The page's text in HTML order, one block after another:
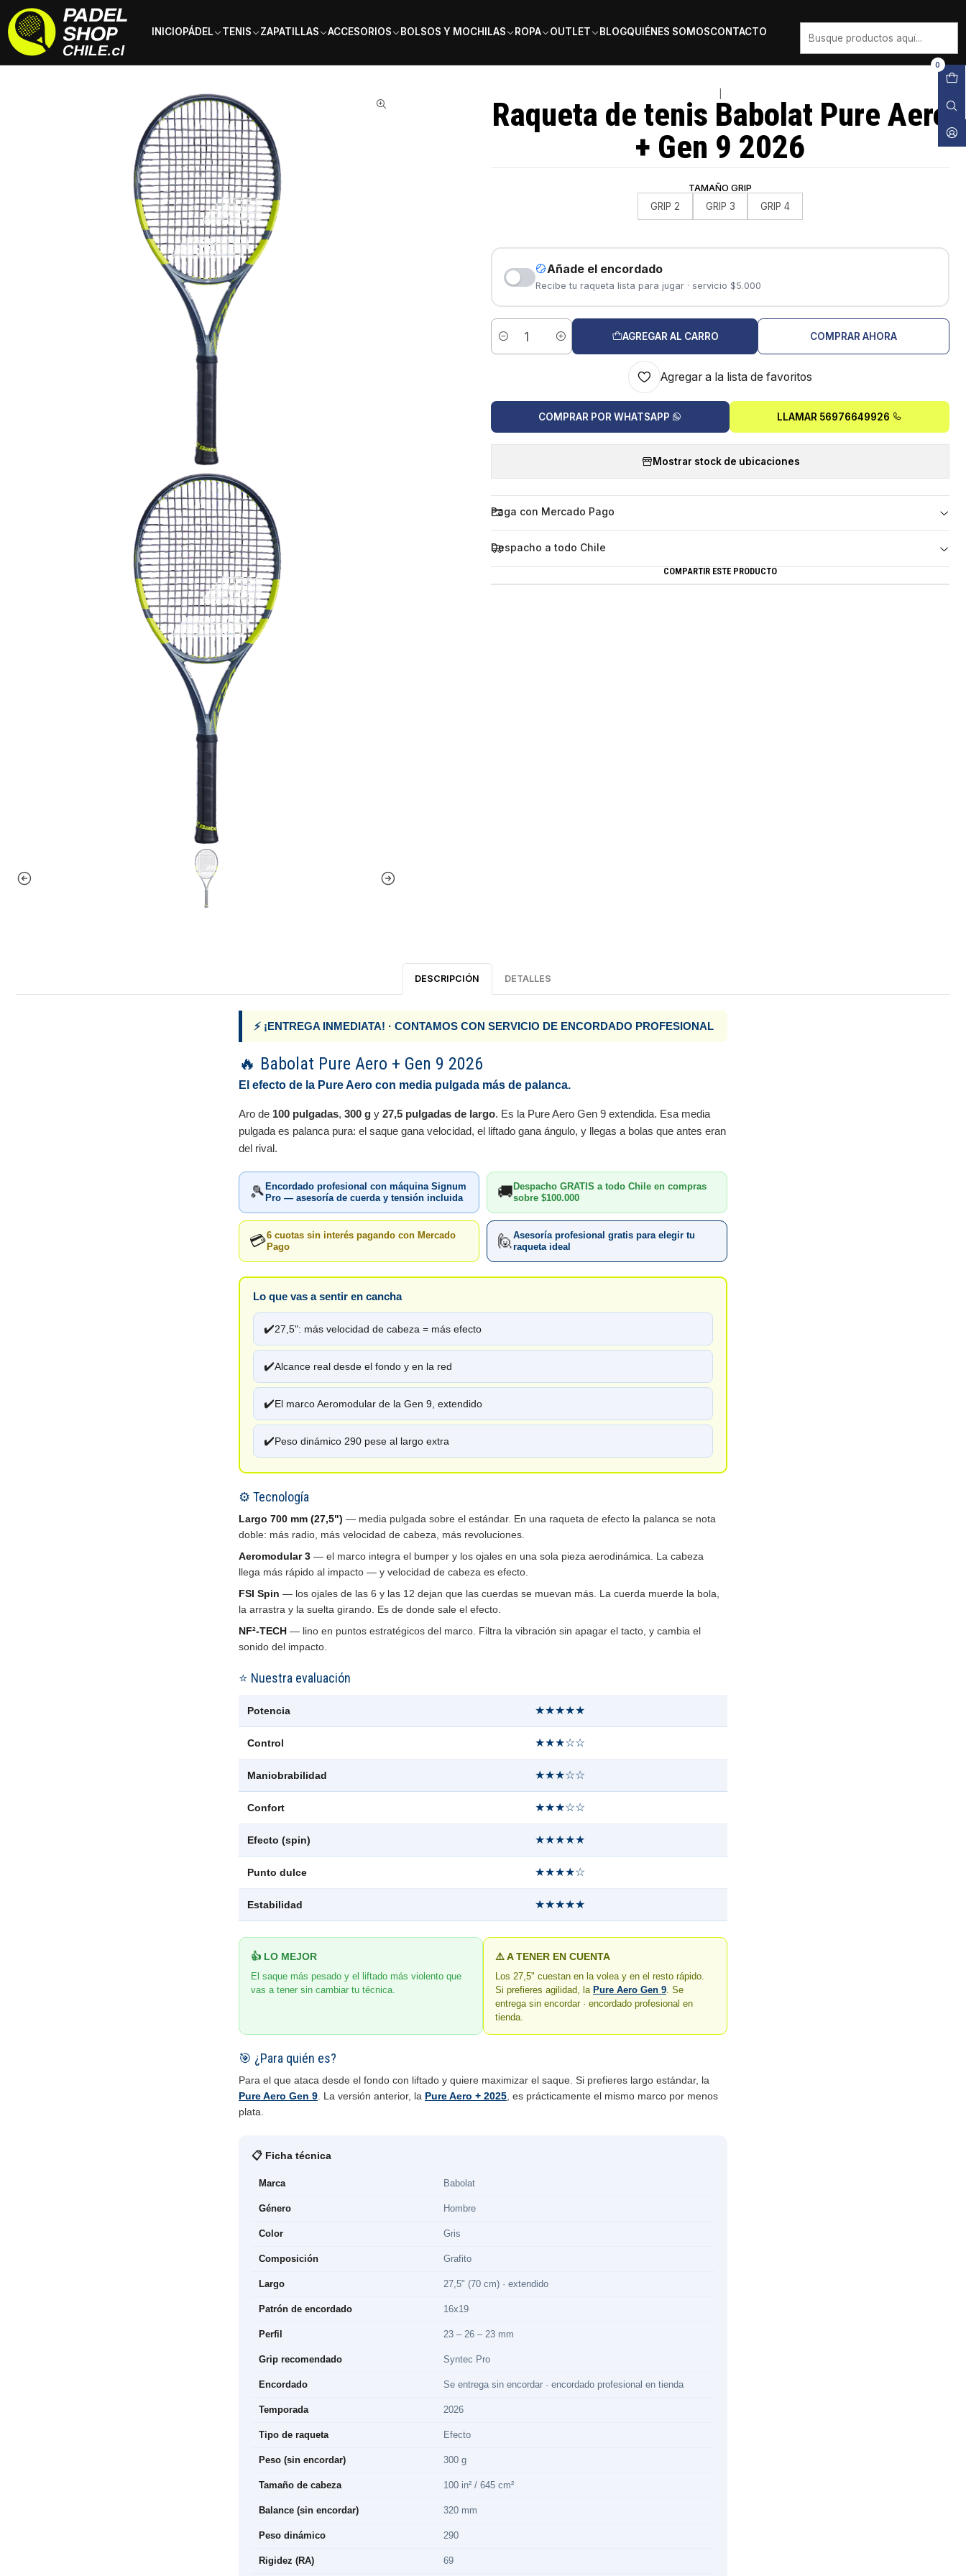
INICIOPÁDEL TENIS ZAPATILLAS ACCESORIOS BOLSOS Y MOCHILAS ROPA OUTLET BLOGQUIÉNES SOMOSCONTACTO
0
Inicio Tenis Raquetas de Tenis
Raqueta de tenis Babolat Pure Aero
+ Gen 9 2026
TAMAÑO GRIP
GRIP 2 GRIP 3 GRIP 4
Añade el encordado
Recibe tu raqueta lista para jugar · servicio $5.000
Cantidad
AGREGAR AL CARRO COMPRAR AHORA
Agregar a la lista de favoritos
COMPRAR POR WHATSAPP LLAMAR 56976649926
Mostrar stock de ubicaciones
Paga con Mercado Pago
Despacho a todo Chile
COMPARTIR ESTE PRODUCTO
DESCRIPCIÓN DETALLES
⚡ ¡ENTREGA INMEDIATA! · CONTAMOS CON SERVICIO DE ENCORDADO PROFESIONAL
🔥 Babolat Pure Aero + Gen 9 2026
El efecto de la Pure Aero con media pulgada más de palanca.
Aro de 100 pulgadas, 300 g y 27,5 pulgadas de largo. Es la Pure Aero Gen 9 extendida. Esa media
pulgada es palanca pura: el saque gana velocidad, el liftado gana ángulo, y llegas a bolas que antes eran
del rival.
🎾 Encordado profesional con máquina Signum
Pro — asesoría de cuerda y tensión incluida
🚚 Despacho GRATIS a todo Chile en compras
sobre $100.000
💳6 cuotas sin interés pagando con Mercado
Pago
🙋 Asesoría profesional gratis para elegir tu
raqueta ideal
Lo que vas a sentir en cancha
✔️27,5": más velocidad de cabeza = más efecto
✔️Alcance real desde el fondo y en la red
✔️El marco Aeromodular de la Gen 9, extendido
✔️Peso dinámico 290 pese al largo extra
⚙️ Tecnología
Largo 700 mm (27,5") — media pulgada sobre el estándar. En una raqueta de efecto la palanca se nota
doble: más radio, más velocidad de cabeza, más revoluciones.
Aeromodular 3 — el marco integra el bumper y los ojales en una sola pieza aerodinámica. La cabeza
llega más rápido al impacto — y velocidad de cabeza es efecto.
FSI Spin — los ojales de las 6 y las 12 dejan que las cuerdas se muevan más. La cuerda muerde la bola,
la arrastra y la suelta girando. Es de donde sale el efecto.
NF²-TECH — lino en puntos estratégicos del marco. Filtra la vibración sin apagar el tacto, y cambia el
sonido del impacto.
⭐ Nuestra evaluación
Potencia ★★★★★
Control ★★★☆☆
Maniobrabilidad ★★★☆☆
Confort ★★★☆☆
Efecto (spin) ★★★★★
Punto dulce ★★★★☆
Estabilidad ★★★★★
👍 LO MEJOR
El saque más pesado y el liftado más violento que
vas a tener sin cambiar tu técnica.
⚠️ A TENER EN CUENTA
Los 27,5" cuestan en la volea y en el resto rápido.
Si prefieres agilidad, la Pure Aero Gen 9. Se
entrega sin encordar · encordado profesional en
tienda.
🎯 ¿Para quién es?
Para el que ataca desde el fondo con liftado y quiere maximizar el saque. Si prefieres largo estándar, la
Pure Aero Gen 9 . La versión anterior, la Pure Aero + 2025 , es prácticamente el mismo marco por menos
plata.
📋 Ficha técnica
Marca Babolat
Género Hombre
Color Gris
Composición Grafito
Largo 27,5" (70 cm) · extendido
Patrón de encordado 16x19
Perfil 23 – 26 – 23 mm
Grip recomendado Syntec Pro
Encordado Se entrega sin encordar · encordado profesional en tienda
Temporada 2026
Tipo de raqueta Efecto
Peso (sin encordar) 300 g
Tamaño de cabeza 100 in² / 645 cm²
Balance (sin encordar) 320 mm
Peso dinámico 290
Rigidez (RA) 69